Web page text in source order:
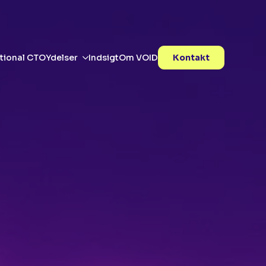
CTOYdelser IndsigtOm VOID Kontakt